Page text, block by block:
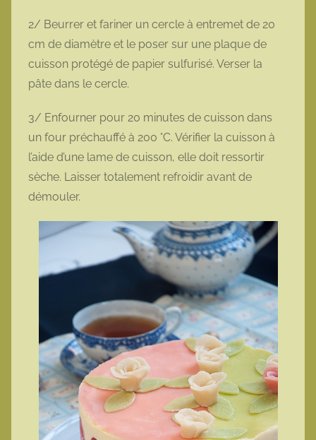
2/ Beurrer et fariner un cercle à entremet de 20
cm de diamètre et le poser sur une plaque de
cuisson protégé de papier sulfurisé. Verser la
pâte dans le cercle.
3/ Enfourner pour 20 minutes de cuisson dans
un four préchauffé à 200 °C. Vérifier la cuisson à
l’aide d’une lame de cuisson, elle doit ressortir
sèche. Laisser totalement refroidir avant de
démouler.